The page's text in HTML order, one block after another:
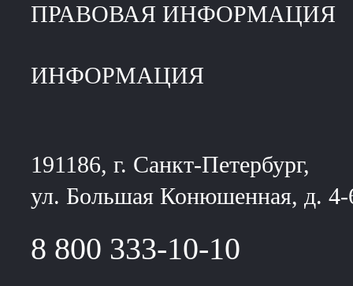
ПРАВОВАЯ ИНФОРМАЦИЯ
ИНФОРМАЦИЯ
191186, г. Санкт-Петербург,
ул. Большая Конюшенная, д.
8 800 333-10-10